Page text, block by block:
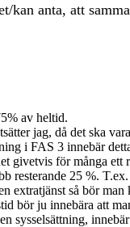
anta, att
av heltid.
jag, då det ska
i FAS 3 innebär
givetvis för många
resterande 25 %.
extratjänst så bör
bör ju innebära att
sysselsättning,